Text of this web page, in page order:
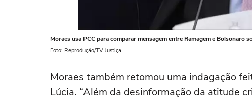
Moraes usa PCC para comparar mensagem entre Ramagem e Bolsonaro
Foto: Reprodução/TV Justiça
Moraes também retomou uma indagação
Lúcia. “Além da desinformação da atitude